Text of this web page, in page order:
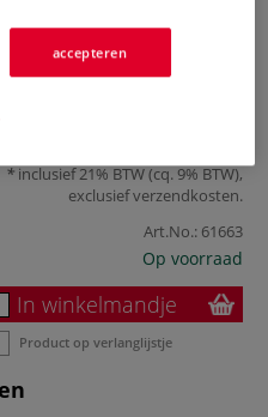
inclusief 21% BTW (cq. 9% BTW),
exclusiefverzendkosten.
Art.No.: 61663
Op voorraad
In winkelmandje
Product op verlanglijstje
accepteren